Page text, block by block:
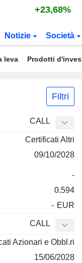
+23,68%
Notizie Società
leva Prodotti
Filtri
CALL
Certificati Altri
09/10/2028
-
0.594
- EUR
CALL
Azionari e Obbl.ri
15/06/2028